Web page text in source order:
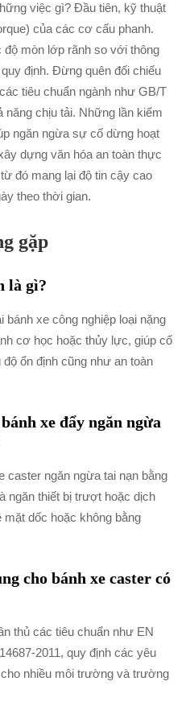
việc gì? Đầu tiên, kỹ thuật
của các cơ cấu phanh.
độ mòn lớp rãnh so với thông
định. Đừng quên đối chiếu
tiêu chuẩn ngành như GB/T
năng chịu tải. Những lần kiểm
ngăn ngừa sự cố dừng hoạt
dựng văn hóa an toàn thực
đó mang lại độ tin cậy cao
theo thời gian.
gặp
là gì?
bánh xe công nghiệp loại nặng
cơ học hoặc thủy lực, giúp cố
ổn định cũng như an toàn
xe đẩy ngăn ngừa
caster ngăn ngừa tai nạn bằng
ngăn thiết bị trượt hoặc dịch
dốc hoặc không bằng
cho bánh xe caster có
thủ các tiêu chuẩn như EN
2011, quy định các yêu
nhiều môi trường và trường